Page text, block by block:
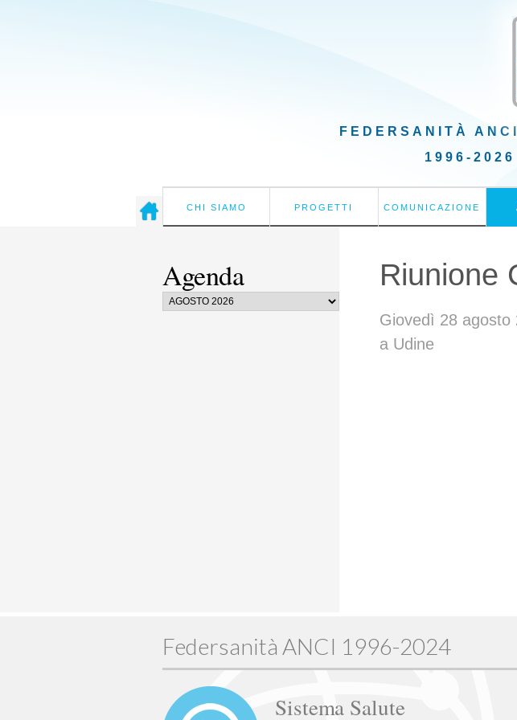
FEDERSANITÀ
1996-2026
CHI SIAMO PROGETTI COMUNICAZIONE
Agenda Riunione
Giovedì 28 agosto
a Udine
Federsanità ANCI 1996-2024
Sistema Salute